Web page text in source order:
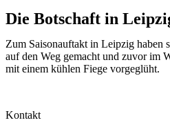
Die Botschaft in
Zum Saisonauftakt in Leipzig haben
auf den Weg gemacht und zuvor im
mit einem kühlen Fiege vorgeglüht.
Kontakt